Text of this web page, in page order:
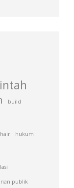
build
hair hukum
publik